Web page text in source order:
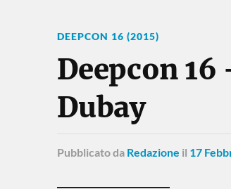
DEEPCON 16 (2015)
Deepcon
Dubay
Pubblicatoda Redazione il 17